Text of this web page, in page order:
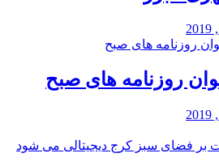
روزنامه های صبح